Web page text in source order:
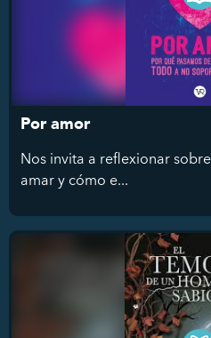
Por amor
Nos invita a reflexionar
amar y cómo e...